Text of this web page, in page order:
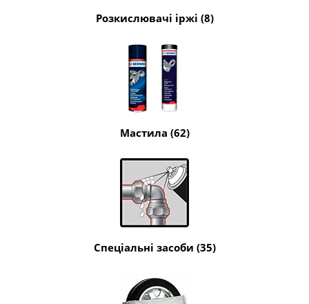
Розкислювачі іржі (8)
Мастила (62)
Спеціальні засоби (35)